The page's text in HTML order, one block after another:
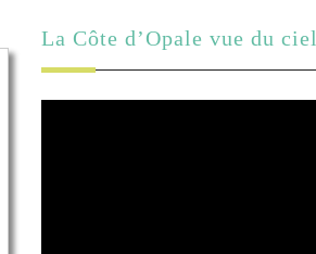
La Côte d’Opale vue du ciel